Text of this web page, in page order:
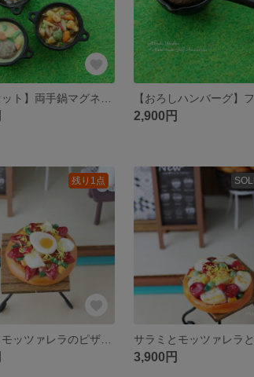
2,900円
残り1点
サラミとモッツァレラのピザ♡ゆで卵添え・ゴルフマーカー
3,900円